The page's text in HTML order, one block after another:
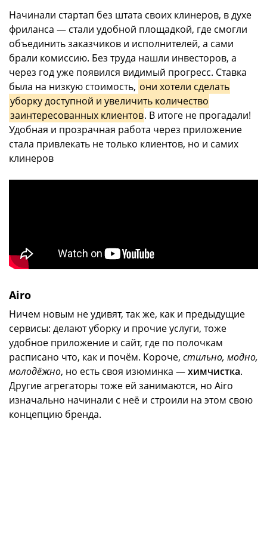
Начинали стартап без штата своих клинеров, в духе
фриланса — стали удобной площадкой, где смогли
объединить заказчиков и исполнителей, а сами
брали комиссию. Без труда нашли инвесторов, а
через год уже появился видимый прогресс. Ставка
была на низкую стоимость, они хотели сделать
уборку доступной и увеличить количество
заинтересованных клиентов. В итоге не прогадали!
Удобная и прозрачная работа через приложение
стала привлекать не только клиентов, но и самих
клинеров
Airo
Ничем новым не удивят, так же, как и предыдущие
сервисы: делают уборку и прочие услуги, тоже
удобное приложение и сайт, где по полочкам
расписано что, как и почём. Короче, стильно, модно,
молодёжно, но есть своя изюминка —химчистка.
Другие агрегаторы тоже ей занимаются, но Airo
изначально начинали с неё и строили на этом свою
концепцию бренда.